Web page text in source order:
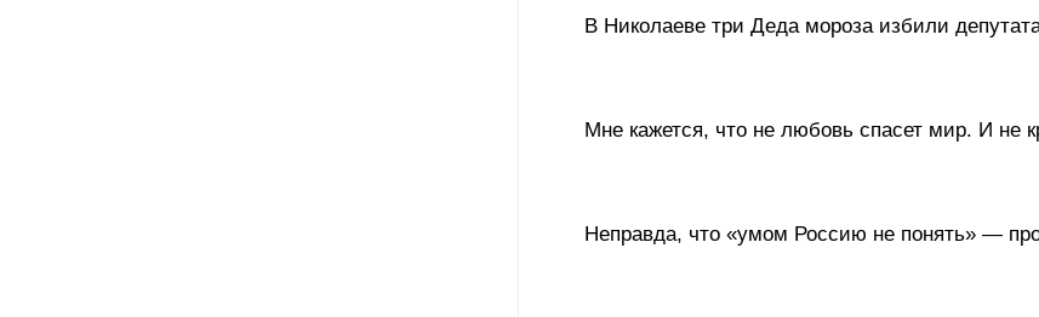
В Николаеве три Деда мороза избили
Мне кажется, что не любовь спасет мир. И не
Неправда, что «умом Россию не понять» —